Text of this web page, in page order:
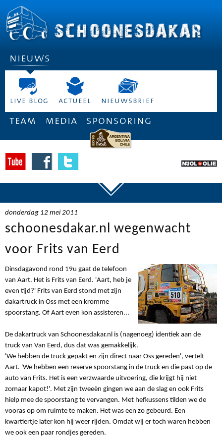
nieuws
live blog actueel nieuwsbrief
team media sponsoring
donderdag 12 mei 2011
schoonesdakar.nl wegenwacht
voor Frits van Eerd
Dinsdagavond rond 19u gaat de telefoon
van Aart. Het is Frits van Eerd. 'Aart, heb je
even tijd?' Frits van Eerd stond met zijn
dakartruck in Oss met een kromme
spoorstang. Of Aart even kon assisteren...
De dakartruck van Schoonesdakar.nl is (nagenoeg) identiek aan de
truck van Van Eerd, dus dat was gemakkelijk.
'We hebben de truck gepakt en zijn direct naar Oss gereden', vertelt
Aart. 'We hebben een reserve spoorstang in de truck en die past op de
auto van Frits. Het is een verzwaarde uitvoering, die krijgt hij niet
zomaar kapot!'. Met zijn tweeën gingen we aan de slag en ook Frits
hielp mee de spoorstang te vervangen. Met hefkussens tilden we de
vooras op om ruimte te maken. Het was een zo gebeurd. Een
kwartiertje later kon hij weer rijden. Omdat wij er toch waren hebben
we ook een paar rondjes gereden.